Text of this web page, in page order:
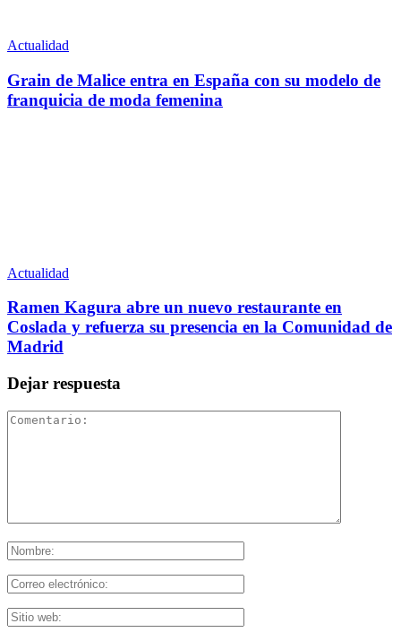
Actualidad
Grain de Malice entra en España con su modelo de
franquicia de moda femenina
Actualidad
Ramen Kagura abre un nuevo restaurante en
Coslada y refuerza su presencia en la Comunidad de
Madrid
Dejar respuesta